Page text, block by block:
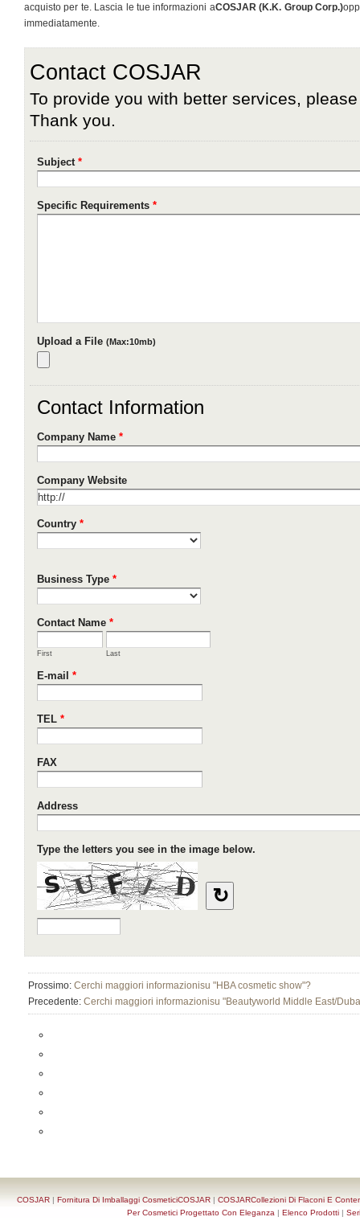
acquisto per te. Lascia le tue informazioni aCOSJAR (K.K. Group Corp.)
immediatamente.
Prossimo: Cerchi maggiori informazionisu "HBA cosmetic show"?
Precedente: Cerchi maggiori informazionisu "Beautyworld Middle East/
COSJAR | Fornitura Di Imballaggi CosmeticiCOSJAR | COSJARCollezioni Di Flaconi E
Per Cosmetici Progettato Con Eleganza | Elenco Prodotti|